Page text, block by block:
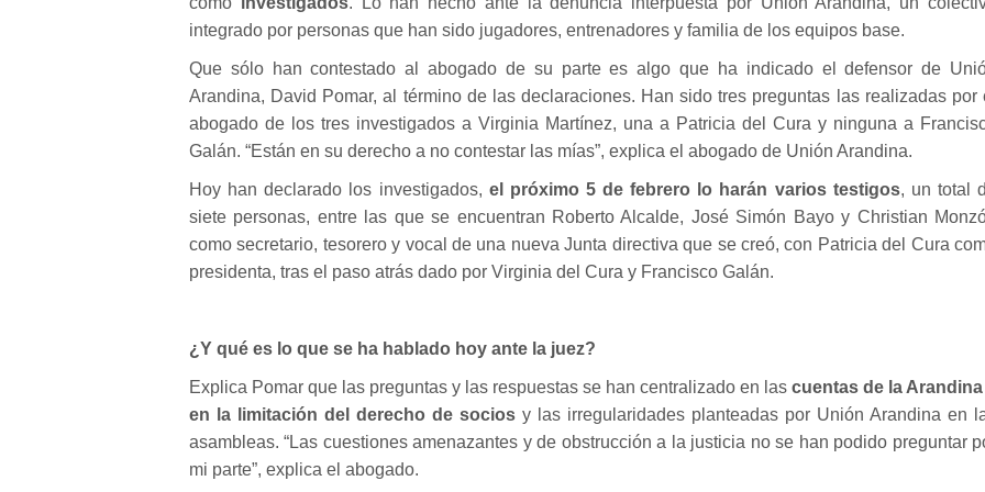
integrado por personas que han sido jugadores, entrenadores y familia de los equipos base.
Que sólo han contestado al abogado de su parte es algo que ha indicado el defensor de
Arandina, David Pomar, al término de las declaraciones. Han sido tres preguntas las realizadas por
abogado de los tres investigados a Virginia Martínez, una a Patricia del Cura y ninguna a
Galán. “Están en su derecho a no contestar las mías”, explica el abogado de Unión Arandina.
Hoy han declarado los investigados, el próximo 5 de febrero lo harán varios testigos, un total
siete personas, entre las que se encuentran Roberto Alcalde, José Simón Bayo y Christian
como secretario, tesorero y vocal de una nueva Junta directiva que se creó, con Patricia del Cura
presidenta, tras el paso atrás dado por Virginia del Cura y Francisco Galán.
¿Y qué es lo que se ha hablado hoy ante la juez?
Explica Pomar que las preguntas y las respuestas se han centralizado en las cuentas de la
en la limitación del derecho de socios y las irregularidades planteadas por Unión Arandina en
asambleas. “Las cuestiones amenazantes y de obstrucción a la justicia no se han podido preguntar
mi parte”, explica el abogado.